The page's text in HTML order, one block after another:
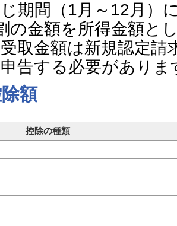
期間（1月～12月）
の金額を所得金額と
取金額は新規認定請
告する必要がありま
額
控除の種類